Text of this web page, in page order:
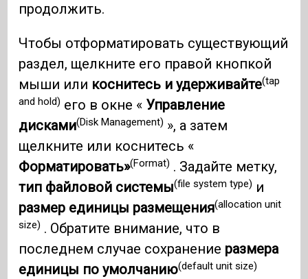
продолжить.
Чтобы отформатировать существующий
раздел, щелкните его правой кнопкой
мыши или коснитесь и удерживайте(tap
and hold) его в окне « Управление
дисками(Disk Management) », а затем
щелкните или коснитесь «
Форматировать»(Format) . Задайте метку,
тип файловой системы(file system type) и
размер единицы размещения(allocation unit
size) . Обратите внимание, что в
последнем случае сохранение размера
единицы по умолчанию(default unit size)